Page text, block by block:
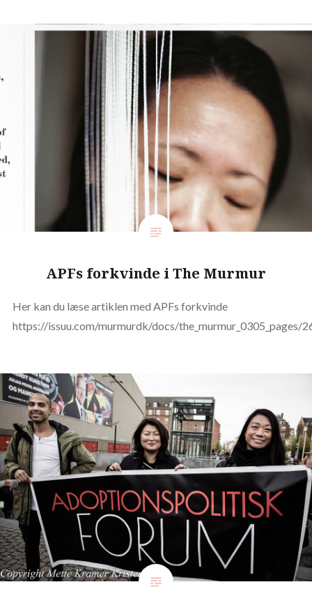
APFs forkvinde i The Murmur
Her kan du læse artiklen med APFs forkvinde
https://issuu.com/murmurdk/docs/the_murmur_0305_pages/